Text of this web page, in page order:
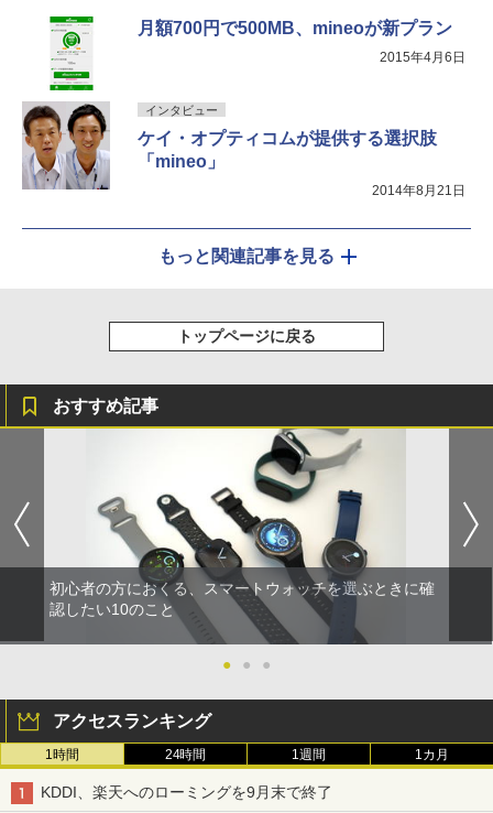
月額700円で500MB、mineoが新プラン
2015年4月6日
インタビュー
ケイ・オプティコムが提供する選択肢
「mineo」
2014年8月21日
もっと関連記事を見る
トップページに戻る
おすすめ記事
初心者の方におくる、スマートウォッチを選ぶときに確
認したい10のこと
● ● ●
アクセスランキング
1時間 24時間 1週間 1カ月
KDDI、楽天へのローミングを9月末で終了